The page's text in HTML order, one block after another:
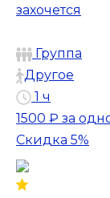
захочется
Группа
Другое
1 ч
1500 ₽ за
Скидка 5%